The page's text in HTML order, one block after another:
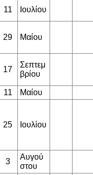
11 Ιουλίου
29 Μαίου
17
Σεπτεμ
βρίου
11
Μαίου
25 Ιουλίου
3
Αυγού
στου